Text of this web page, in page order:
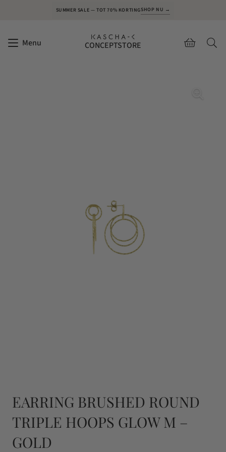
SUMMER SALE — TOT 70% KORTINGSHOP NU →
Menu CONCEPTSTORE
EARRING BRUSHED ROUND
TRIPLE HOOPS GLOW M –
GOLD